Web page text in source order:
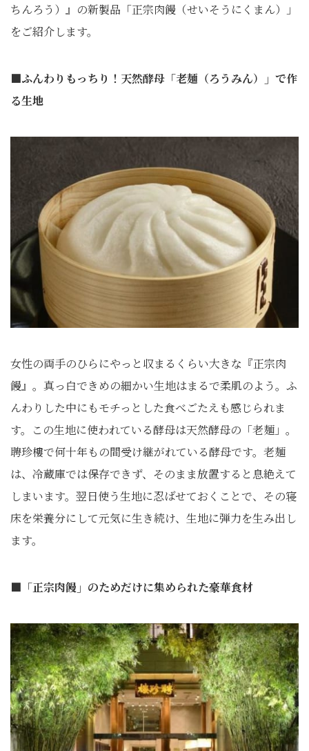
ちんろう）』の新製品「正宗肉饅（せいそうにくまん）」
をご紹介します。
■ふんわりもっちり！天然酵母「老麺（ろうみん）」で作
る生地
女性の両手のひらにやっと収まるくらい大きな『正宗肉
饅』。真っ白できめの細かい生地はまるで柔肌のよう。ふ
んわりした中にもモチっとした食べごたえも感じられま
す。この生地に使われている酵母は天然酵母の「老麺」。
聘珍樓で何十年もの間受け継がれている酵母です。老麺
は、冷蔵庫では保存できず、そのまま放置すると息絶えて
しまいます。翌日使う生地に忍ばせておくことで、その寝
床を栄養分にして元気に生き続け、生地に弾力を生み出し
ます。
■「正宗肉饅」のためだけに集められた豪華食材